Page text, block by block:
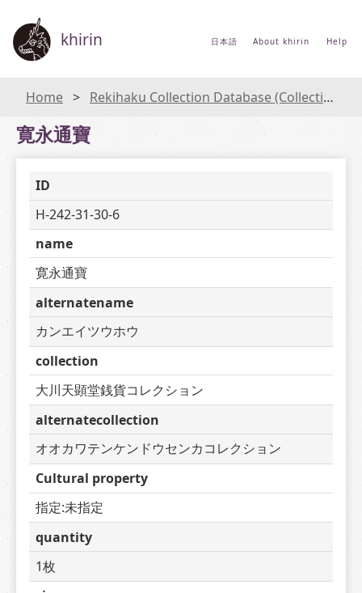
khirin 日本語 About khirin Help
Home Rekihaku Collection Database (Collections Database of the National Museum of Japanese History)
寛永通寶
ID
H-242-31-30-6
name
寛永通寶
alternatename
カンエイツウホウ
collection
大川天顕堂銭貨コレクション
alternatecollection
オオカワテンケンドウセンカコレクション
Cultural property
指定:未指定
quantity
1枚